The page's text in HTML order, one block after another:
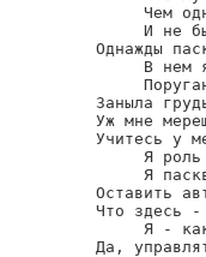
Чем
И не
Однажды
В нем
Заныла
Уж мне
Учитесь у
Я роль
Я
Оставить
Что здесь -
Я -
Да,